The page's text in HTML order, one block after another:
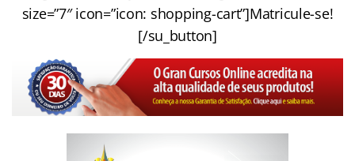
size=”7″ icon=”icon: shopping-cart”]Matricule-se!
[/su_button]